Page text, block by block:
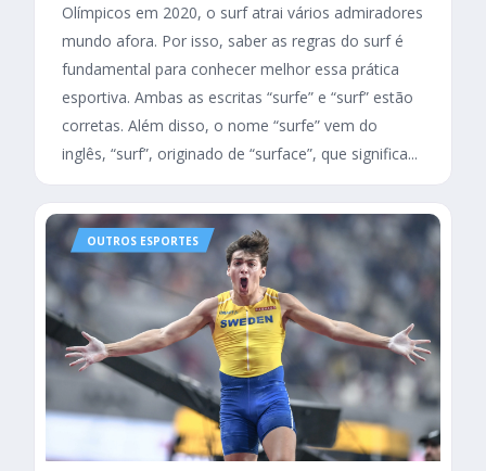
Olímpicos em 2020, o surf atrai vários admiradores
mundo afora. Por isso, saber as regras do surf é
fundamental para conhecer melhor essa prática
esportiva. Ambas as escritas “surfe” e “surf” estão
corretas. Além disso, o nome “surfe” vem do
inglês, “surf”, originado de “surface”, que significa...
OUTROS ESPORTES